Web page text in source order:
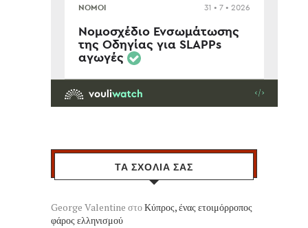
ΤΑ ΣΧΟΛΙΑ ΣΑΣ
George Valentine στοΚύπρος, ένας ετοιμόρροπος
φάρος ελληνισμού